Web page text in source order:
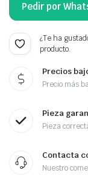
Pedir por
¿Te ha
producto.
Precios
Precio más
Pieza
Pieza
Contacta
Nuestro